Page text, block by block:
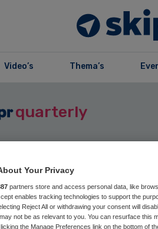
Video’s Thema’s
quarterly
Your Privacy
partners store and access personal data, like
enables tracking technologies to support the
Reject All or withdrawing your consent will
not be as relevant to you. You can resurface this
the Manage Preferences link on the bottom of